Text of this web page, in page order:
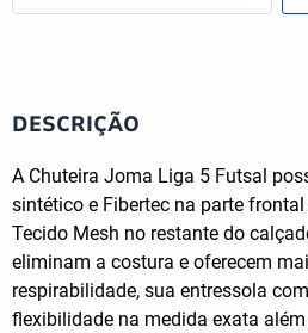
DESCRIÇÃO
A Chuteira Joma Liga 5 Futsal
sintético e Fibertec na parte
Tecido Mesh no restante do
eliminam a costura e oferecem
respirabilidade, sua entressola
flexibilidade na medida exata